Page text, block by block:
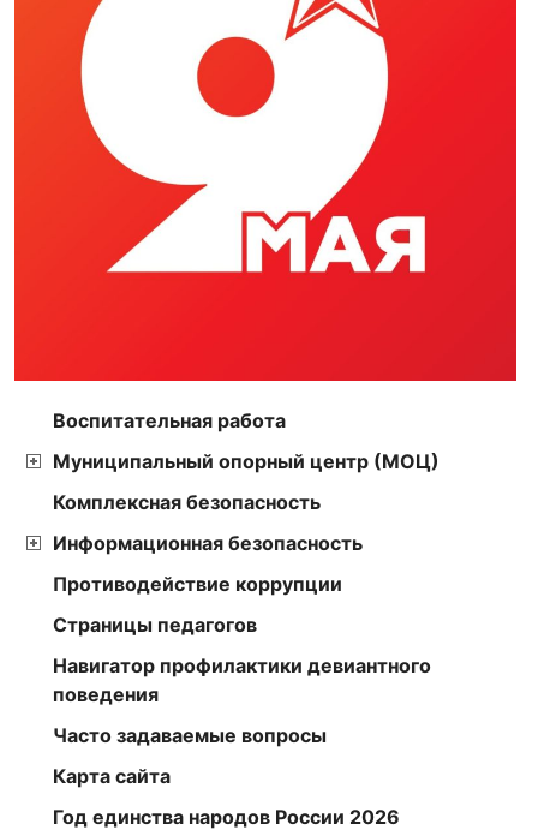
Воспитательная работа
Муниципальный опорный центр (МОЦ)
Комплексная безопасность
Информационная безопасность
Противодействие коррупции
Страницы педагогов
Навигатор профилактики девиантного
поведения
Часто задаваемые вопросы
Карта сайта
Год единства народов России 2026